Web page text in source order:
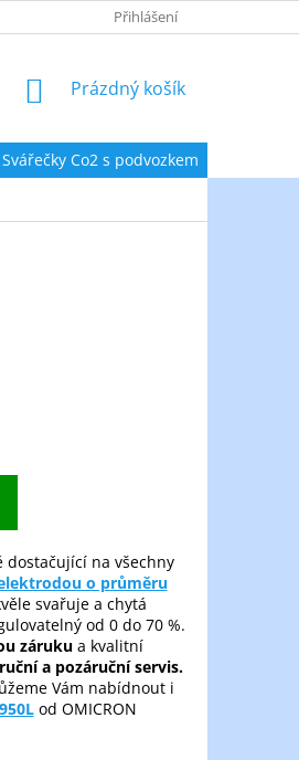
ZÁSADY POUŽÍVÁNÍ
Přihlášení
NÁKUPNÍ
Prázdný košík
Svářečky Co2 s podvozkem
na všechny
o průměru
svařuje a chytá
od 0 do 70 %.
zárukua kvalitní
a pozáruční servis.
Vám nabídnout i
od OMICRON